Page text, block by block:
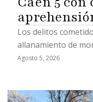
Los delitos
allanamiento de
Agosto 5, 2026